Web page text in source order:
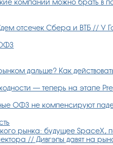
компании можно брать в
отсечек Сбера и ВТБ // У
дальше? Как
— теперь на этапе
ОФЗ не компенсируют
рынка: будущее SpaceX,
// Дивгэпы давят на